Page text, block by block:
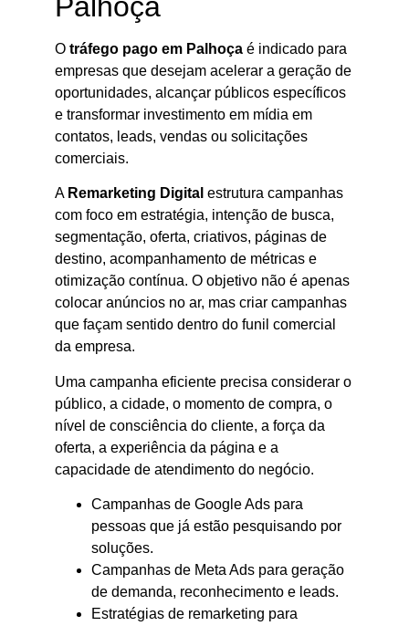
O tráfego pago em Palhoça é indicado para
empresas que desejam acelerar a geração de
oportunidades, alcançar públicos específicos
e transformar investimento em mídia em
contatos, leads, vendas ou solicitações
comerciais.
A Remarketing Digital estrutura campanhas
com foco em estratégia, intenção de busca,
segmentação, oferta, criativos, páginas de
destino, acompanhamento de métricas e
otimização contínua. O objetivo não é apenas
colocar anúncios no ar, mas criar campanhas
que façam sentido dentro do funil comercial
da empresa.
Uma campanha eficiente precisa considerar o
público, a cidade, o momento de compra, o
nível de consciência do cliente, a força da
oferta, a experiência da página e a
capacidade de atendimento do negócio.
Campanhas de Google Ads para
pessoas que já estão pesquisando por
soluções.
Campanhas de Meta Ads para geração
de demanda, reconhecimento e leads.
Estratégias de remarketing para